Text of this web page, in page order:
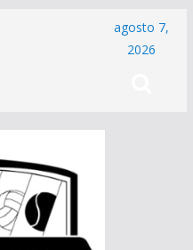
agosto 7,
2026